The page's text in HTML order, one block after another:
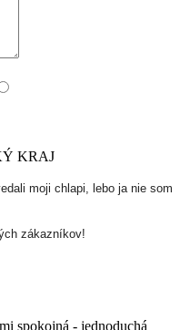
KRAJ
moji chlapi, lebo ja nie som
zákazníkov!
spokojná - jednoduchá